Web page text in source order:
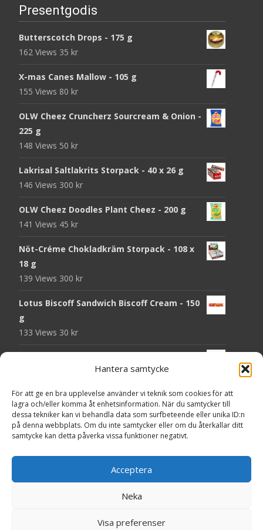
Hantera samtycke
För att ge en bra upplevelse använder vi teknik som cookies för att
lagra och/eller komma åt enhetsinformation. När du samtycker till
dessa tekniker kan vi behandla data som surfbeteende eller unika ID:n
på denna webbplats. Om du inte samtycker eller om du återkallar ditt
samtycke kan detta påverka vissa funktioner negativt.
Acceptera
Neka
Visa preferenser
Presentgodis
Butterscotch Drops - 175 g
162 Views 35 kr
X-mas Canes Mallow - 105 g
155 Views 80 kr
OLW Cheez Cruncherz Sourcream & Onion -
225 g
148 Views 50 kr
Lakrisal Saltlakrits Storpack - 40 x 26 g
146 Views 300 kr
OLW Cheez Doodles Plant Cheez - 200 g
141 Views 45 kr
Nöt-Créme Chokladkräm Storpack - 108 x
18 g
139 Views 300 kr
Lotus Biscoff Sandwich Biscoff Cream - 150
g
133 Views 30 kr
Pringles Hot Kickin' Sour Cream Chips - 160
g
130 Views50kr
Powered by WordPress, Themei-craftby TemplatesNext.